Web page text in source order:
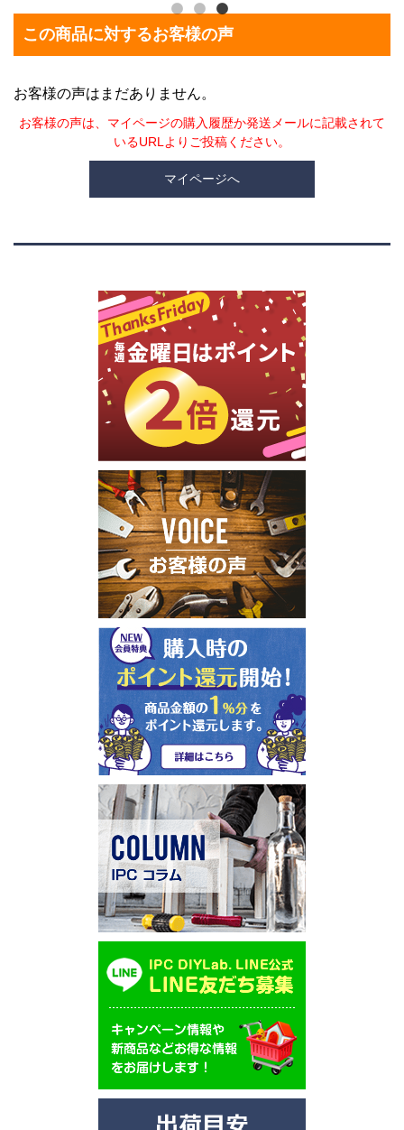
この商品に対するお客様の声
お客様の声はまだありません。
お客様の声は、マイページの購入履歴か発送メールに記載されて
いるURLよりご投稿ください。
マイページへ